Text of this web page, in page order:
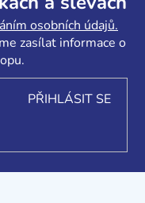
osobních údajů.
zasílat informace o
PŘIHLÁSIT SE